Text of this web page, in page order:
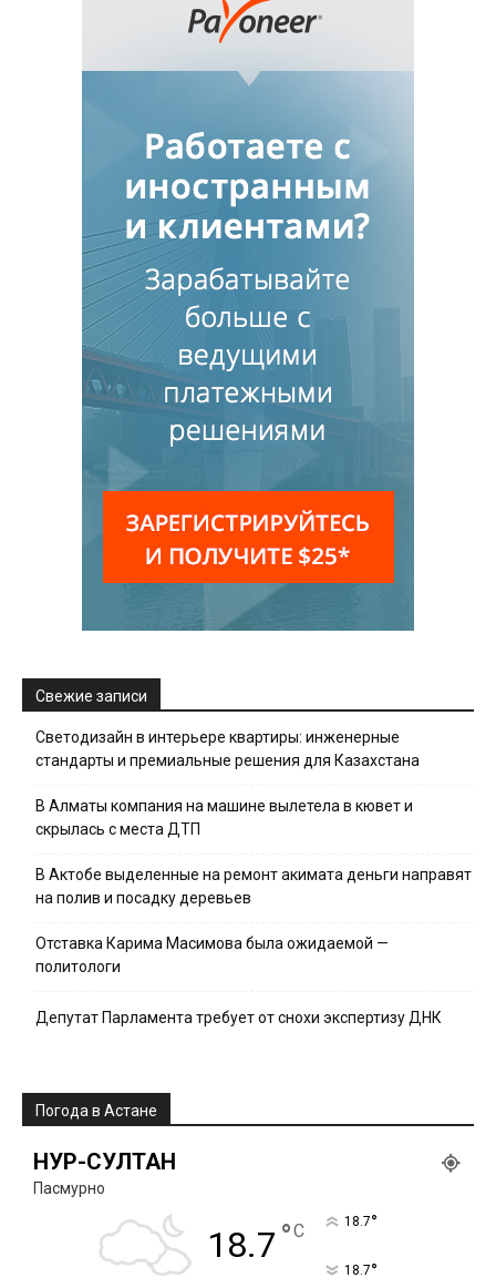
Свежие записи
Светодизайн в интерьере квартиры: инженерные
стандарты и премиальные решения для Казахстана
В Алматы компания на машине вылетела в кювет и
скрылась с места ДТП
В Актобе выделенные на ремонт акимата деньги направят
на полив и посадку деревьев
Отставка Карима Масимова была ожидаемой —
политологи
Депутат Парламента требует от снохи экспертизу ДНК
Погода в Астане
НУР-СУЛТАН
Пасмурно
18.7 °C 18.7°
18.7°